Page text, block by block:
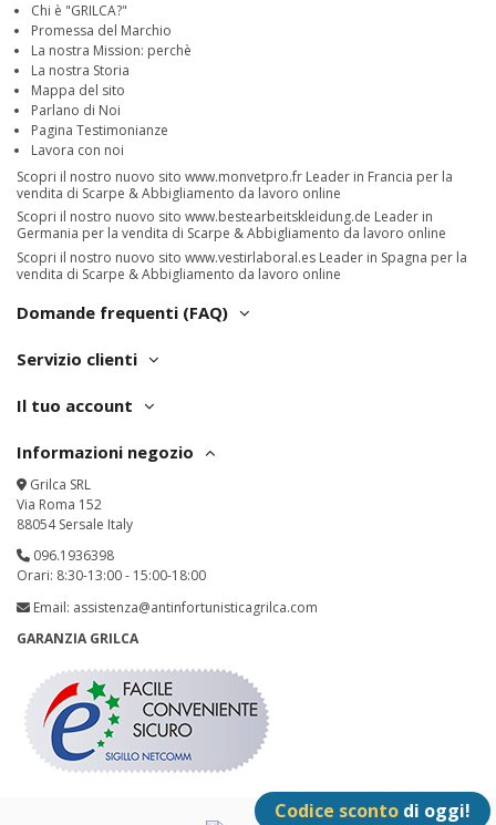
Chi è "GRILCA?"
Promessa del Marchio
La nostra Mission: perchè
La nostra Storia
Mappa del sito
Parlano di Noi
Pagina Testimonianze
Lavora con noi
Scopri il nostro nuovo sito www.monvetpro.fr Leader in Francia per la
vendita di Scarpe & Abbigliamento da lavoro online
Scopri il nostro nuovo sito www.bestearbeitskleidung.de Leader in
Germania per la vendita di Scarpe & Abbigliamento da lavoro online
Scopri il nostro nuovo sito www.vestirlaboral.es Leader in Spagna per la
vendita di Scarpe & Abbigliamento da lavoro online
Domande frequenti (FAQ)
Servizio clienti
Il tuo account
Informazioni negozio
Grilca SRL
Via Roma 152
88054 Sersale Italy
096.1936398
Orari: 8:30-13:00 - 15:00-18:00
Email: assistenza@antinfortunisticagrilca.com
GARANZIA GRILCA
Codice sconto di oggi!